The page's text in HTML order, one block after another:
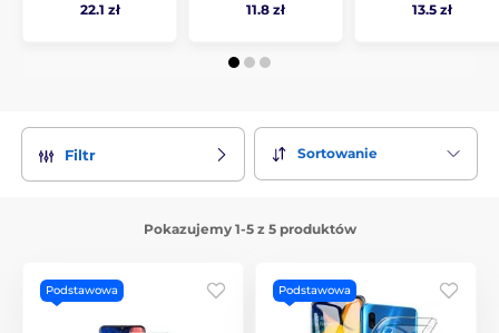
22.1 zł 11.8 zł 13.5 zł
Filtr Sortowanie
Pokazujemy 1-5 z 5 produktów
Podstawowa Podstawowa